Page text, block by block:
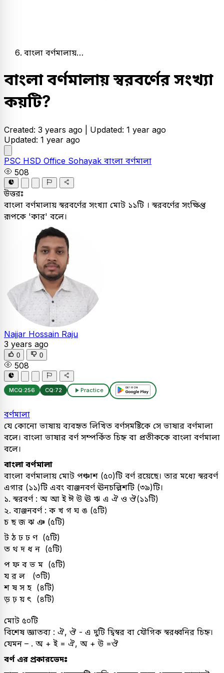
বাংলা বর্ণমালায়…
বাংলা বর্ণমালায় স্বরবর্ণের সংখ্যা
কয়টি?
Created: 3 years ago | Updated: 1 year ago
Updated: 1 year ago
PSC HSD Office Sohayak বাংলা বর্ণমালা
508
উত্তরঃ
বাংলা বর্ণমালায় স্বরবর্ণের সংখ্যা মোট ১১টি । স্বরবর্ণের সংক্ষিপ্ত
রূপকে 'কার' বলে।
Najjar Hossain Raju
3 years ago
0 0
508
MCQ:256 CQ:72 Practice
বর্ণমালা
যে কোনো ভাষায় ব্যবহৃত লিখিত বর্ণসমষ্টিকে সে ভাষার বর্ণমালা
বলে। বাংলা ভাষার বর্ণ সম্পর্কিত চিহ্ন বা প্রতীককে বাংলা বর্ণমালা
বলে।
বাংলা বর্ণমালা
বাংলা বর্ণমালায় মোট পঞ্চাশ (৫০)টি বর্ণ রয়েছে। তার মধ্যে স্বরবর্ণ
এগার (১১)টি এবং ব্যঞ্জনবর্ণ ঊনচল্লিশটি (৩৯)টি।
১. স্বরবর্ণ : অ আ ই ঈ উ ঊ ঋ এ ঐ ও ঔ(১১টি)
২. ব্যঞ্জনবর্ণ : ক খ গ ঘ ঙ (৫টি)
চ ছ জ ঝ ঞ (৫টি)
ট ঠ ঢ ঢ ণ (৫টি)
ত থ দ ধ ন (৫টি)
প ফ ব ভ ম (৫টি)
য র ল (৩টি)
শ ষ স হ (৪টি)
ড় ঢ় য় ৎ (৪টি)
মোট ৫০টি
বিশেষ জ্ঞাতব্য : ঐ, ঔ - এ দুটি দ্বিস্বর বা যৌগিক স্বরধ্বনির চিহ্ন।
যেমন – . অ + ই = ঐ, অ + উ =ঔ
বর্ণ এর প্রকারভেদঃ